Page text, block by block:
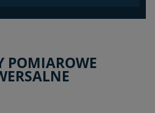
POMIAROWE